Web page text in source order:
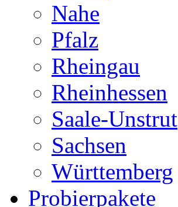
Nahe
Pfalz
Rheingau
Rheinhessen
Saale-Unstrut
Sachsen
Württemberg
Probierpakete